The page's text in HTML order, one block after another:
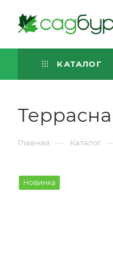
КАТАЛОГ
Главная — Каталог
Новинка